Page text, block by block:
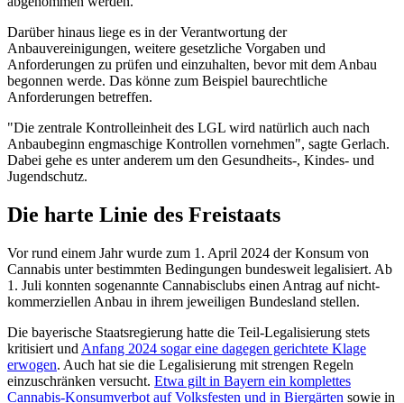
Darüber hinaus liege es in der Verantwortung der
Anbauvereinigungen, weitere gesetzliche Vorgaben und
Anforderungen zu prüfen und einzuhalten, bevor mit dem Anbau
begonnen werde. Das könne zum Beispiel baurechtliche
Anforderungen betreffen.
"Die zentrale Kontrolleinheit des LGL wird natürlich auch nach
Anbaubeginn engmaschige Kontrollen vornehmen", sagte Gerlach.
Dabei gehe es unter anderem um den Gesundheits-, Kindes- und
Jugendschutz.
Die harte Linie des Freistaats
Vor rund einem Jahr wurde zum 1. April 2024 der Konsum von
Cannabis unter bestimmten Bedingungen bundesweit legalisiert. Ab
1. Juli konnten sogenannte Cannabisclubs einen Antrag auf nicht-
kommerziellen Anbau in ihrem jeweiligen Bundesland stellen.
Die bayerische Staatsregierung hatte die Teil-Legalisierung stets
kritisiert und Anfang 2024 sogar eine dagegen gerichtete Klage
erwogen. Auch hat sie die Legalisierung mit strengen Regeln
einzuschränken versucht. Etwa gilt in Bayern ein komplettes
Cannabis-Konsumverbot auf Volksfesten und in Biergärten sowie in